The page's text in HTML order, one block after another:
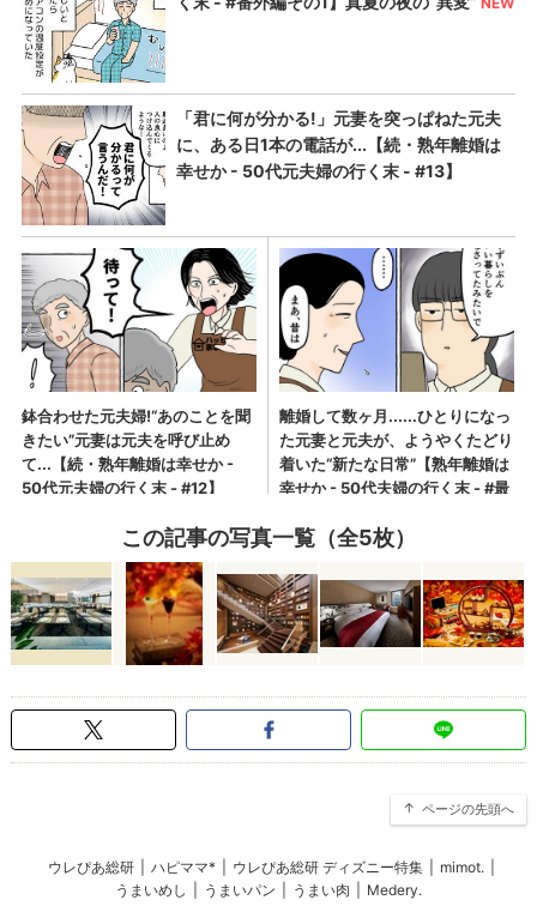
この記事の写真一覧（全5枚）
ページの先頭へ
ウレぴあ総研 ハピママ* ウレぴあ総研 ディズニー特集 mimot.
うまいめし
うまいパン うまい肉 Medery.